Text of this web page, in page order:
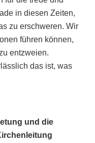
in diesen Zeiten,
zu erschweren. Wir
führen können,
entzweien.
das ist, was
und die